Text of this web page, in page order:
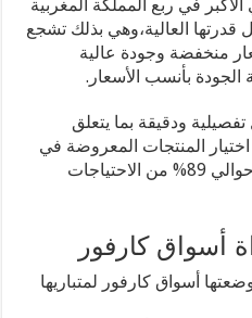
في ربع المملكة المغربية
قدرتها العالية،وهي بذلك تشجع
منخفضة وجودة عالية
بأنسب الأسعار.
ودقيقة بما يتعلق
اختيار المنتجات المعروضة في
الفروع بحيث تستطيع أن تلبي حوالي 89% من الاحتياجات
أسواق كارفور
أسواق كارفور لمتباريها